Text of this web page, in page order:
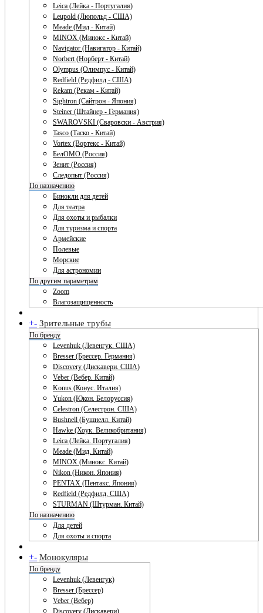
Leica (Лейка - Португалия)
Leupold (Люпольд - США)
Meade (Мид - Китай)
MINOX (Минокс - Китай)
Navigator (Навигатор - Китай)
Norbert (Норберт - Китай)
Olympus (Олимпус - Китай)
Redfield (Редфилд - США)
Rekam (Рекам - Китай)
Sightron (Сайтрон - Япония)
Steiner (Штайнер - Германия)
SWAROVSKI (Сваровски - Австрия)
Tasco (Таско - Китай)
Vortex (Вортекс - Китай)
БелОМО (Россия)
Зенит (Россия)
Следопыт (Россия)
По назначению
Бинокли для детей
Для театра
Для охоты и рыбалки
Для туризма и спорта
Армейские
Полевые
Морские
Для астрономии
По другим параметрам
Zoom
Влагозащищенность
+- Зрительные трубы
По бренду
Levenhuk (Левенгук. США)
Bresser (Брессер. Германия)
Discovery (Дискавери. США)
Veber (Вебер. Китай)
Konus (Конус. Италия)
Yukon (Юкон. Белоруссия)
Celestron (Селестрон. США)
Bushnell (Бушнелл. Китай)
Hawke (Хоук. Великобритания)
Leica (Лейка. Португалия)
Meade (Мид. Китай)
MINOX (Минокс. Китай)
Nikon (Никон. Япония)
PENTAX (Пентакс. Япония)
Redfield (Редфилд. США)
STURMAN (Штурман. Китай)
По назначению
Для детей
Для охоты и спорта
+- Монокуляры
По бренду
Levenhuk (Левенгук)
Bresser (Брессер)
Veber (Вебер)
Discovery (Дискавери)